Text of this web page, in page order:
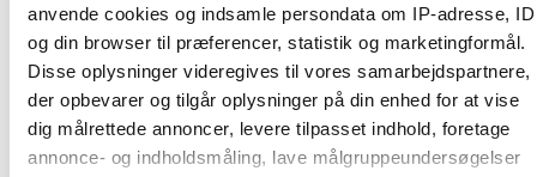
anvende cookies og indsamle persondata om IP-adresse, ID
og din browser til præferencer, statistik og marketingformål.
Disse oplysninger videregives til vores samarbejdspartnere,
der opbevarer og tilgår oplysninger på din enhed for at vise
dig målrettede annoncer, levere tilpasset indhold, foretage
annonce- og indholdsmåling, lave målgruppeundersøgelser